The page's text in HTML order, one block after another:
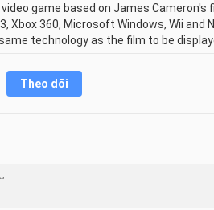
game based on James
360, Microsoft Windows, Wii and
technology as the film to be
features Sigourney Weaver, Stephen
and voice production for Avatar: The
Theo dõi